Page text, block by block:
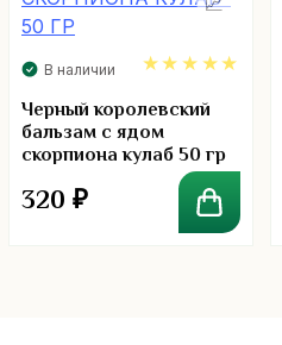
В наличии
5.00
Черный королевский
бальзам с ядом
скорпиона кулаб 50 гр
320 ₽